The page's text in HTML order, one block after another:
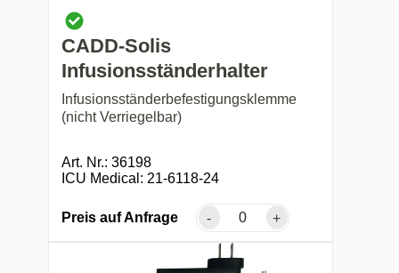
CADD-Solis
Infusionsständerhalter
Infusionsständerbefestigungsklemme
(nicht Verriegelbar)
Art. Nr.: 36198
ICU Medical: 21-6118-24
Preis auf Anfrage - +